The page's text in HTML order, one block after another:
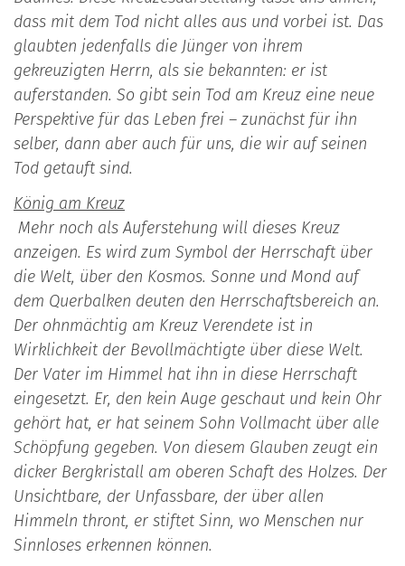
dass mit dem Tod nicht alles aus und vorbei ist. Das
glaubten jeden­falls die Jünger von ihrem
gekreuzigten Herrn, als sie bekannten: er ist
auferstanden. So gibt sein Tod am Kreuz eine neue
Perspektive für das Leben frei – zunächst für ihn
selber, dann aber auch für uns, die wir auf seinen
Tod getauft sind.
König am Kreuz
Mehr noch als Auferstehung will dieses Kreuz
anzeigen. Es wird zum Symbol der Herrschaft über
die Welt, über den Kosmos. Sonne und Mond auf
dem Querbalken deuten den Herrschaftsbereich an.
Der ohnmächtig am Kreuz Verendete ist in
Wirklichkeit der Bevollmäch­tigte über diese Welt.
Der Vater im Himmel hat ihn in diese Herrschaft
eingesetzt. Er, den kein Auge geschaut und kein Ohr
gehört hat, er hat seinem Sohn Vollmacht über alle
Schöpfung gegeben. Von die­sem Glauben zeugt ein
dicker Bergkristall am oberen Schaft des Hol­zes. Der
Unsichtbare, der Unfassbare, der über allen
Himmeln thront, er stiftet Sinn, wo Menschen nur
Sinnloses erkennen können.